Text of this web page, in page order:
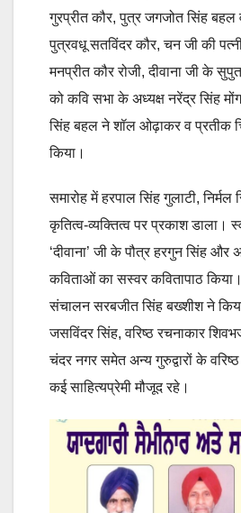
गुरप्रीत कौर, पुत्र जगजोत सिंह बहल
पुत्रवधू सतविंदर कौर, चन जी की
मनप्रीत कौर रोजी, दीवाना जी के
को कवि सभा के अध्यक्ष नरेंद्र सिंह
सिंह बहल ने शॉल ओढ़ाकर व प्रतीक
किया।
समारोह में हरपाल सिंह गुलाटी,
कृतित्व-व्यक्तित्व पर प्रकाश डाला।
‘दीवाना’ जी के पौत्र हरगुन सिंह और
कविताओं का सस्वर कवितापाठ
संचालन सरबजीत सिंह बख्शीश ने
जसविंदर सिंह, वरिष्ठ रचनाकार
चंदर नगर समेत अन्य गुरुद्वारों के
कई साहित्यप्रेमी मौजूद रहे।